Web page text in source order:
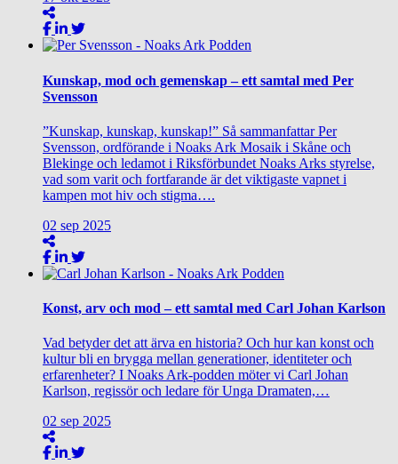
Kunskap, mod och gemenskap – ett samtal med Per
Svensson
”Kunskap, kunskap, kunskap!” Så sammanfattar Per
Svensson, ordförande i Noaks Ark Mosaik i Skåne och
Blekinge och ledamot i Riksförbundet Noaks Arks styrelse,
vad som varit och fortfarande är det viktigaste vapnet i
kampen mot hiv och stigma….
02 sep 2025
Konst, arv och mod – ett samtal med Carl Johan Karlson
Vad betyder det att ärva en historia? Och hur kan konst och
kultur bli en brygga mellan generationer, identiteter och
erfarenheter? I Noaks Ark-podden möter vi Carl Johan
Karlson, regissör och ledare för Unga Dramaten,…
02 sep 2025